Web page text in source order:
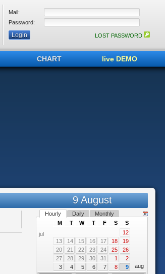
Mail:
Password:
LOST PASSWORD
CHART live DEMO
9 August
Hourly Daily Monthly
jul
M T W T F S
S
12
13
14 15 16 17 18
19
20
21 22 23 24 25
26
27
28 29 30 31 1
2
3
4 5 6 7 8 9
aug